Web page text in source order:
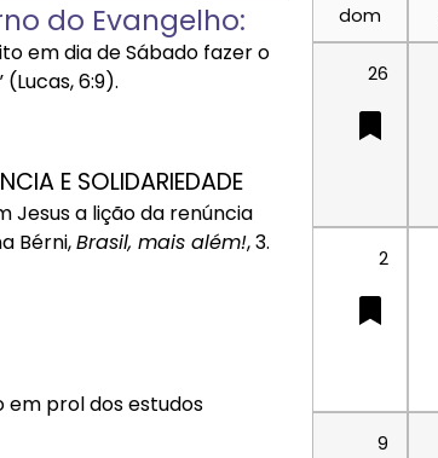
do Evangelho:
em dia de Sábado fazer o
6:9).
E SOLIDARIEDADE
Jesus a lição da renúncia
Bérni,Brasil, mais além!, 3.
em prol dos estudos
dom
26
2
9